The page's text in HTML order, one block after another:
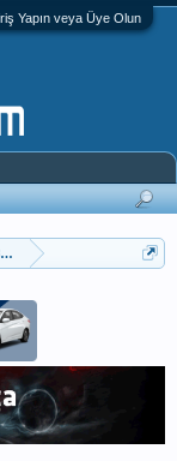
Yapın veya Üye Olun